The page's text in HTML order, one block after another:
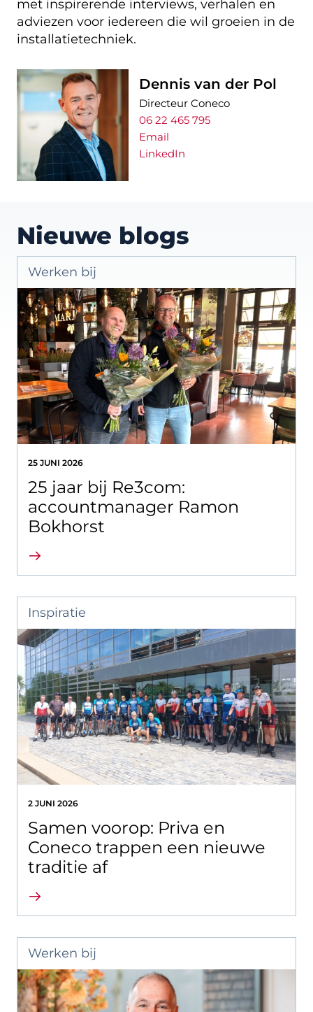
met inspirerende interviews, verhalen en
adviezen voor iedereen die wil groeien in de
installatietechniek.
Dennis van der Pol
Directeur Coneco
06 22 465 795
Email
LinkedIn
Nieuwe blogs
Werken bij
25 JUNI 2026
25 jaar bij Re3com:
accountmanager Ramon
Bokhorst
Lees verder
Inspiratie
2 JUNI 2026
Samen voorop: Priva en
Coneco trappen een nieuwe
traditie af
Lees verder
Werken bij